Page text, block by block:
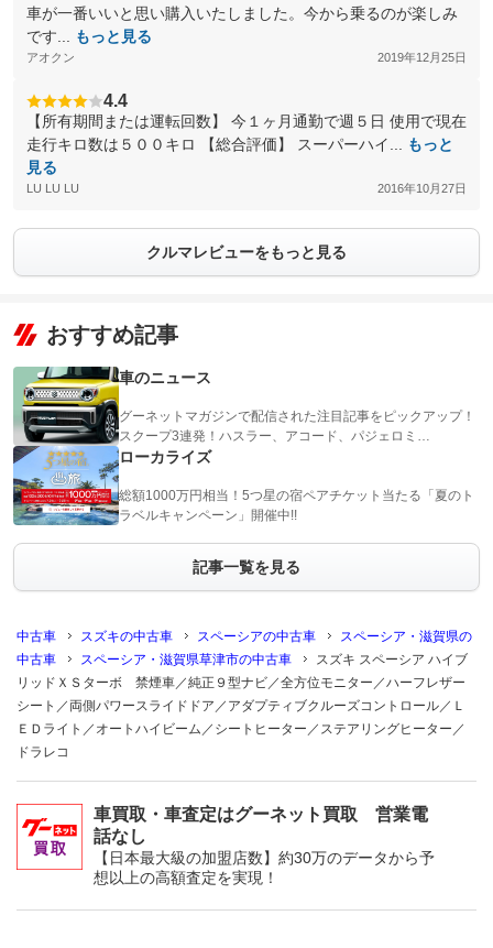
車が一番いいと思い購入いたしました。今から乗るのが楽しみ
です...
もっと見る
アオクン 2019年12月25日
4.4
【所有期間または運転回数】 今１ヶ月通勤で週５日 使用で現在
走行キロ数は５００キロ 【総合評価】 スーパーハイ...
もっと
見る
LU LU LU 2016年10月27日
クルマレビューをもっと見る
おすすめ記事
車のニュース
グーネットマガジンで配信された注目記事をピックアップ！
スクープ3連発！ハスラー、アコード、パジェロミ…
ローカライズ
総額1000万円相当！5つ星の宿ペアチケット当たる「夏のト
ラベルキャンペーン」開催中!!
記事一覧を見る
中古車 スズキの中古車 スペーシアの中古車
スペーシア・滋賀県の
中古車
スペーシア・滋賀県草津市の中古車
スズキ スペーシア ハイブ
リッドＸＳターボ 禁煙車／純正９型ナビ／全方位モニター／ハーフレザー
シート／両側パワースライドドア／アダプティブクルーズコントロール／Ｌ
ＥＤライト／オートハイビーム／シートヒーター／ステアリングヒーター／
ドラレコ
車買取・車査定はグーネット買取 営業電
話なし
【日本最大級の加盟店数】約30万のデータから予
想以上の高額査定を実現！